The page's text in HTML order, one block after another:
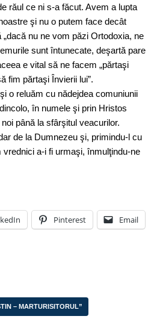
răul ce ni s-a făcut. Avem a lupta
şi nu o putem face decât
nu ne vom păzi Ortodoxia, ne
sunt întunecate, deşartă pare
e vital să ne facem „părtaşi
fim părtaşi Învierii lui”.
o reluăm cu nădejdea comuniunii
în numele şi prin Hristos
până la sfârşitul veacurilor.
de la Dumnezeu şi, primindu-l cu
a-i fi urmaşi, înmulţindu-ne
Pinterest Email
– MARTURISITORUL”